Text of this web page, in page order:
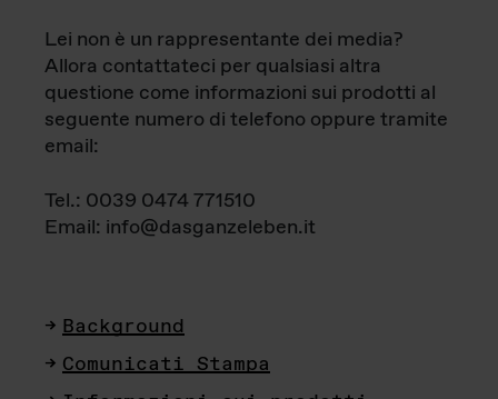
Lei non è un rappresentante dei media?
Allora contattateci per qualsiasi altra
questione come informazioni sui prodotti al
seguente numero di telefono oppure tramite
email:
Tel.: 0039 0474 771510
Email: info@dasganzeleben.it
Background
Comunicati Stampa